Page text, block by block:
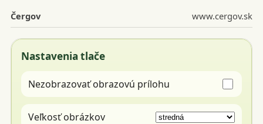
Čergov www.cergov.sk
Nastavenia tlače
Nezobrazovať obrazovú prílohu
Veľkosť obrázkov